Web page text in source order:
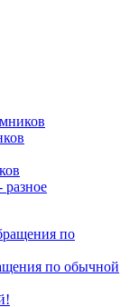
разное
по обычной